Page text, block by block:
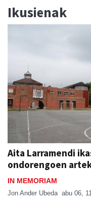
Ikusienak
Aita Larramendi
ondorengoen
IN MEMORIAM
Jon Ander Ubeda abu 06,